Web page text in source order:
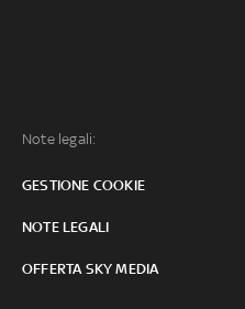
Note legali:
GESTIONE COOKIE
NOTE LEGALI
OFFERTA SKY MEDIA